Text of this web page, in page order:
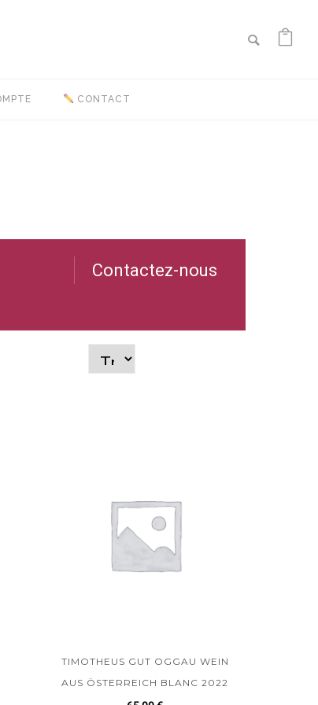
CONTACT
Contactez-nous
TIMOTHEUS GUT OGGAU WEIN
AUS ÖSTERREICH BLANC 2022